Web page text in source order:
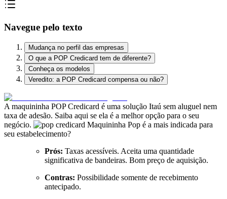
Navegue pelo texto
Mudança no perfil das empresas
O que a POP Credicard tem de diferente?
Conheça os modelos
Veredito: a POP Credicard compensa ou não?
A maquininha POP Credicard é uma solução Itaú sem aluguel nem
taxa de adesão. Saiba aqui se ela é a melhor opção para o seu
negócio.
Maquininha Pop é a mais indicada para
seu estabelecimento?
Prós: Taxas acessíveis. Aceita uma quantidade
significativa de bandeiras. Bom preço de aquisição.
Contras: Possibilidade somente de recebimento
antecipado.